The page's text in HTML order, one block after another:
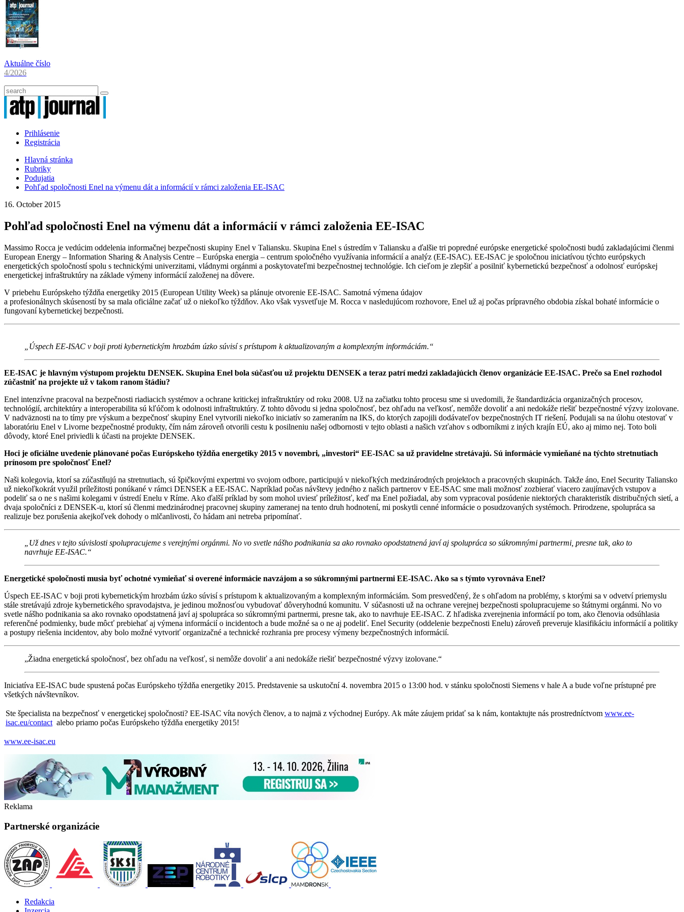
Aktuálne číslo
4/2026
Prihlásenie
Registrácia
Hlavná stránka
Rubriky
Podujatia
Pohľad spoločnosti Enel na výmenu dát a informácií v rámci založenia EE-ISAC
16. October 2015
Pohľad spoločnosti Enel na výmenu dát a informácií v rámci založenia EE-ISAC
Massimo Rocca je vedúcim oddelenia informačnej bezpečnosti skupiny Enel v Taliansku. Skupina Enel s ústredím v Taliansku a ďalšie tri popredné európske energetické spoločnosti budú zakladajúcimi členmi
European Energy – Information Sharing & Analysis Centre – Európska energia – centrum spoločného využívania informácií a analýz (EE-ISAC). EE-ISAC je spoločnou iniciatívou týchto európskych
energetických spoločností spolu s technickými univerzitami, vládnymi orgánmi a poskytovateľmi bezpečnostnej technológie. Ich cieľom je zlepšiť a posilniť kybernetickú bezpečnosť a odolnosť európskej
energetickej infraštruktúry na základe výmeny informácií založenej na dôvere.
V priebehu Európskeho týždňa energetiky 2015 (European Utility Week) sa plánuje otvorenie EE-ISAC. Samotná výmena údajov
a profesionálnych skúseností by sa mala oficiálne začať už o niekoľko týždňov. Ako však vysvetľuje M. Rocca v nasledujúcom rozhovore, Enel už aj počas prípravného obdobia získal bohaté informácie o
fungovaní kybernetickej bezpečnosti.
„Úspech EE-ISAC v boji proti kybernetickým hrozbám úzko súvisí s prístupom k aktualizovaným a komplexným informáciám.“
EE-ISAC je hlavným výstupom projektu DENSEK. Skupina Enel bola súčasťou už projektu DENSEK a teraz patrí medzi zakladajúcich členov organizácie EE-ISAC. Prečo sa Enel rozhodol
zúčastniť na projekte už v takom ranom štádiu?
Enel intenzívne pracoval na bezpečnosti riadiacich systémov a ochrane kritickej infraštruktúry od roku 2008. Už na začiatku tohto procesu sme si uvedomili, že štandardizácia organizačných procesov,
technológií, architektúry a interoperabilita sú kľúčom k odolnosti infraštruktúry. Z tohto dôvodu si jedna spoločnosť, bez ohľadu na veľkosť, nemôže dovoliť a ani nedokáže riešiť bezpečnostné výzvy izolovane.
V nadväznosti na to tímy pre výskum a bezpečnosť skupiny Enel vytvorili niekoľko iniciatív so zameraním na IKS, do ktorých zapojili dodávateľov bezpečnostných IT riešení. Podujali sa na úlohu otestovať v
laboratóriu Enel v Livorne bezpečnostné produkty, čím nám zároveň otvorili cestu k posilneniu našej odbornosti v tejto oblasti a našich vzťahov s odborníkmi z iných krajín EÚ, ako aj mimo nej. Toto boli
dôvody, ktoré Enel priviedli k účasti na projekte DENSEK.
Hoci je oficiálne uvedenie plánované počas Európskeho týždňa energetiky 2015 v novembri, „investori“ EE-ISAC sa už pravidelne stretávajú. Sú informácie vymieňané na týchto stretnutiach
prínosom pre spoločnosť Enel?
Naši kolegovia, ktorí sa zúčastňujú na stretnutiach, sú špičkovými expertmi vo svojom odbore, participujú v niekoľkých medzinárodných projektoch a pracovných skupinách. Takže áno, Enel Security Taliansko
už niekoľkokrát využil príležitosti ponúkané v rámci DENSEK a EE-ISAC. Napríklad počas návštevy jedného z našich partnerov v EE-ISAC sme mali možnosť zozbierať viacero zaujímavých vstupov a
podeliť sa o ne s našimi kolegami v ústredí Enelu v Ríme. Ako ďalší príklad by som mohol uviesť príležitosť, keď ma Enel požiadal, aby som vypracoval posúdenie niektorých charakteristík distribučných sietí, a
dvaja spoločníci z DENSEK-u, ktorí sú členmi medzinárodnej pracovnej skupiny zameranej na tento druh hodnotení, mi poskytli cenné informácie o posudzovaných systémoch. Prirodzene, spolupráca sa
realizuje bez porušenia akejkoľvek dohody o mlčanlivosti, čo hádam ani netreba pripomínať.
„Už dnes v tejto súvislosti spolupracujeme s verejnými orgánmi. No vo svetle nášho podnikania sa ako rovnako opodstatnená javí aj spolupráca so súkromnými partnermi, presne tak, ako to
navrhuje EE-ISAC.“
Energetické spoločnosti musia byť ochotné vymieňať si overené informácie navzájom a so súkromnými partnermi EE-ISAC. Ako sa s týmto vyrovnáva Enel?
Úspech EE-ISAC v boji proti kybernetickým hrozbám úzko súvisí s prístupom k aktualizovaným a komplexným informáciám. Som presvedčený, že s ohľadom na problémy, s ktorými sa v odvetví priemyslu
stále stretávajú zdroje kybernetického spravodajstva, je jedinou možnosťou vybudovať dôveryhodnú komunitu. V súčasnosti už na ochrane verejnej bezpečnosti spolupracujeme so štátnymi orgánmi. No vo
svetle nášho podnikania sa ako rovnako opodstatnená javí aj spolupráca so súkromnými partnermi, presne tak, ako to navrhuje EE-ISAC. Z hľadiska zverejnenia informácií po tom, ako členovia odsúhlasia
referenčné podmienky, bude môcť prebiehať aj výmena informácií o incidentoch a bude možné sa o ne aj podeliť. Enel Security (oddelenie bezpečnosti Enelu) zároveň preveruje klasifikáciu informácií a politiky
a postupy riešenia incidentov, aby bolo možné vytvoriť organizačné a technické rozhrania pre procesy výmeny bezpečnostných informácií.
„Žiadna energetická spoločnosť, bez ohľadu na veľkosť, si nemôže dovoliť a ani nedokáže riešiť bezpečnostné výzvy izolovane.“
Iniciatíva EE-ISAC bude spustená počas Európskeho týždňa energetiky 2015. Predstavenie sa uskutoční 4. novembra 2015 o 13:00 hod. v stánku spoločnosti Siemens v hale A a bude voľne prístupné pre
všetkých návštevníkov.
Ste špecialista na bezpečnosť v energetickej spoločnosti? EE-ISAC víta nových členov, a to najmä z východnej Európy. Ak máte záujem pridať sa k nám, kontaktujte nás prostredníctvom www.ee-
isac.eu/contact alebo priamo počas Európskeho týždňa energetiky 2015!
www.ee-isac.eu
Reklama
Partnerské organizácie
Redakcia